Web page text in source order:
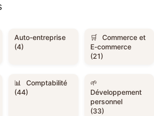
Auto-entreprise
(4)
Commerce et
E-commerce
(21)
Comptabilité
(44)
Développement
personnel
(33)